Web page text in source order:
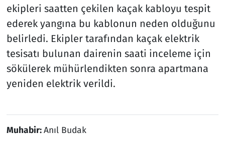
ekipleri saatten çekilen kaçak kabloyu tespit
ederek yangına bu kablonun neden olduğunu
belirledi. Ekipler tarafından kaçak elektrik
tesisatı bulunan dairenin saati inceleme için
sökülerek mühürlendikten sonra apartmana
yeniden elektrik verildi.
Muhabir:Anıl Budak